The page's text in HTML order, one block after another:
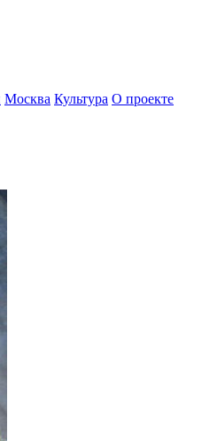
Москва Культура О проекте